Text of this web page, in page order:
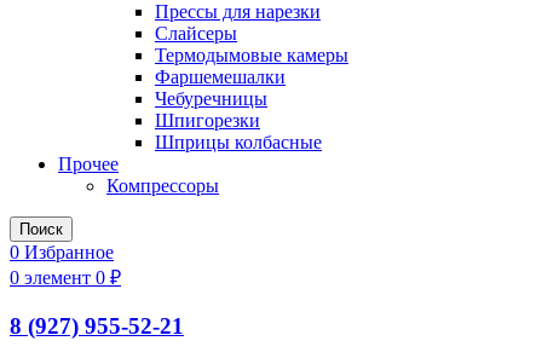
Прессы для нарезки
Слайсеры
Термодымовые камеры
Фаршемешалки
Чебуречницы
Шпигорезки
Шприцы колбасные
Прочее
Компрессоры
Поиск
0 Избранное
0 элемент 0 ₽
8 (927) 955-52-21